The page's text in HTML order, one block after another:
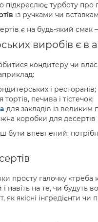
підкреслює турботу про
із ручками чи
є на будь-який
виробів є в
кондитеру чи
і ресторанів;
тортів, печива і тістечок;
для закладів із великим
коробки для десертів
впевнений:
просту галочку
і навіть на те, чи
якісні інгредієнти чи